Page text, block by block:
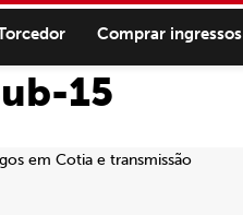
Comprar ingressos
15